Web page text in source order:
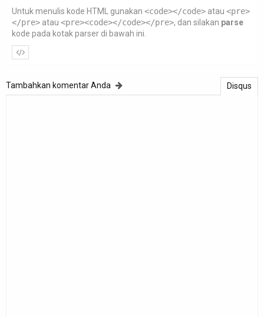
Untuk menulis kode HTML gunakan <code></code> atau <pre>
</pre> atau <pre><code></code></pre>, dan silakan parse
kode pada kotak parser di bawah ini.
Disqus
Tambahkan komentar Anda